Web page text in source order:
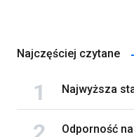
Najczęściej czytane
Najwyższa
Odporność